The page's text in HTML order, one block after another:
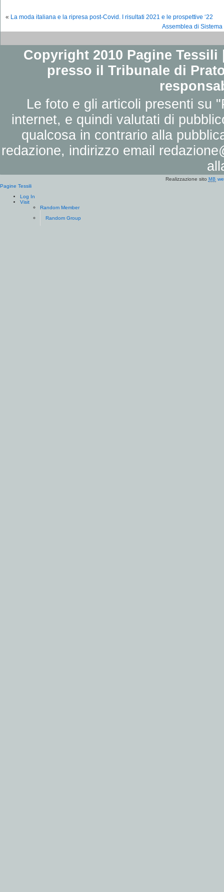
« La moda italiana e la ripresa post-Covid. I risultati 2021 e le prospettive ‘22
Assemblea di
Copyright 2010 Pagine
presso il Tribunale di
Le foto e gli articoli presenti su
internet, e quindi valutati di
qualcosa in contrario alla
redazione, indirizzo email
Realizzazione sito MB
Pagine Tessili
Log In
Visit
Random Member
Random Group